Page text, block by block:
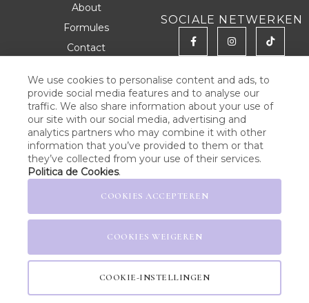
We use cookies to personalise content and ads, to
provide social media features and to analyse our
traffic. We also share information about your use of
our site with our social media, advertising and
analytics partners who may combine it with other
information that you’ve provided to them or that
they’ve collected from your use of their services.
Politica de Cookies.
COOKIES ACCEPTEREN
COOKIES WEIGEREN
COOKIE-INSTELLINGEN
About
Formules
Contact
SOCIALE NETWERKEN
JURIDISCHE KENNISGEVING
PRIVACYBELEID
COOKIEBELEID
ALGEMENE VOORWAARDEN
BELEID VOOR SOCIALE
MEDIA
NUTRALIE©